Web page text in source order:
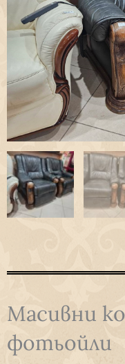
Масивни
фотьойли